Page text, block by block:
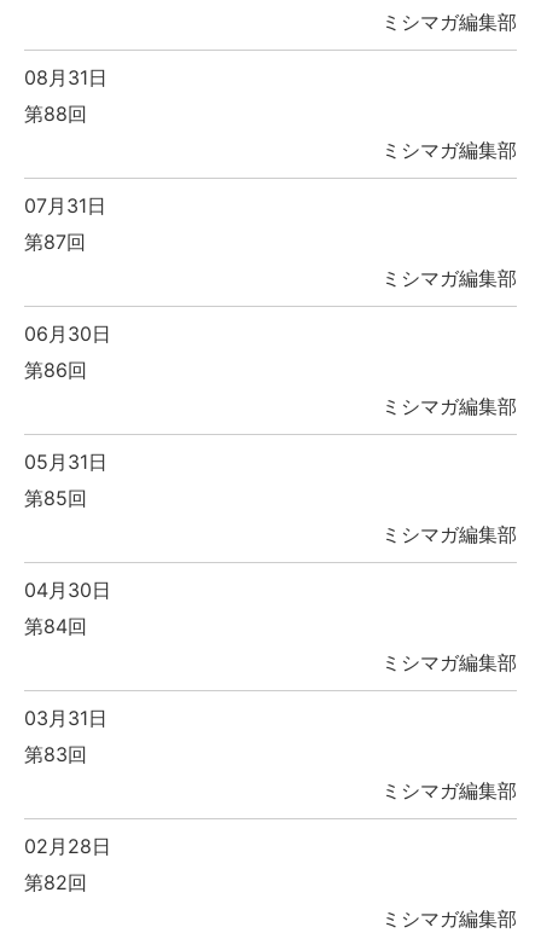
ミシマガ編集部
08月31日
第88回
ミシマガ編集部
07月31日
第87回
ミシマガ編集部
06月30日
第86回
ミシマガ編集部
05月31日
第85回
ミシマガ編集部
04月30日
第84回
ミシマガ編集部
03月31日
第83回
ミシマガ編集部
02月28日
第82回
ミシマガ編集部